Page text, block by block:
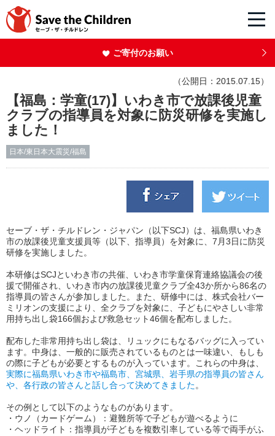
ご寄付のお願い
（公開日：2015.07.15）
【福島：学童(17)】いわき市で放課後児童
クラブの指導員を対象に防災研修を実施し
ました！
日本/東日本大震災/福島
セーブ・ザ・チルドレン・ジャパン（以下SCJ）は、福島県いわき
市の放課後児童支援員等（以下、指導員）を対象に、7月3日に防災
研修を実施しました。
本研修はSCJといわき市の共催、いわき市学童保育連絡協議会の後
援で開催され、いわき市内の放課後児童クラブ全43か所から86名の
指導員の皆さんが参加しました。また、研修中には、株式会社バー
ミリオンの支援により、全クラブを対象に、子どもにやさしい非常
用持ち出し袋166個および救急セット46個を配布しました。
配布した非常用持ち出し袋は、リュックにもなるバッグに入ってい
ます。中身は、一般的に販売されているものとは一味違い、もしも
の際に子どもが必要とするものが入っています。これらの中身は、
実際に福島県いわき市や福島市、宮城県、岩手県の指導員の皆さん
や、各行政の皆さんと話し合って決めてきました。
その例として以下のようなものがあります。
・ウノ（カードゲーム）：避難所等で子どもが遊べるように
・ヘッドライト：指導員が子どもを複数引率している等で両手がふ